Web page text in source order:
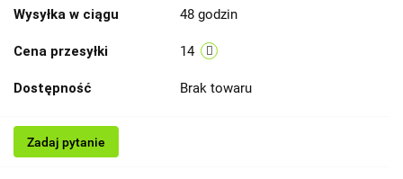
Wysyłka w ciągu 48 godzin
Cena przesyłki 14
Dostępność Brak towaru
Zadaj pytanie